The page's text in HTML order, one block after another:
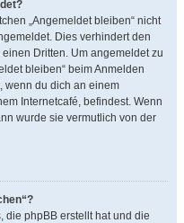
„Angemeldet bleiben“ nicht
Dies verhindert den
Dritten. Um angemeldet zu
bleiben“ beim Anmelden
wenn du dich an einem
Internetcafé, befindest. Wenn
wurde sie vermutlich von der
die phpBB erstellt hat und die